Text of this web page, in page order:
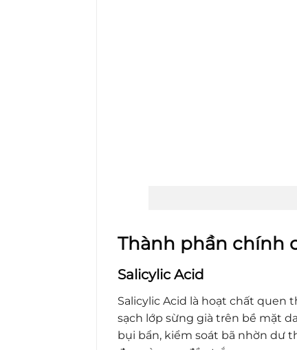
Thành phần chính
Salicylic Acid
Salicylic Acid là hoạt chất quen
sạch lớp sừng già trên bề mặt
bụi bẩn, kiểm soát bã nhờn dư